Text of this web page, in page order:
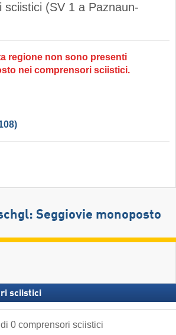
sciistici (SV 1 a Paznaun-
regione non sono presenti
nei comprensori sciistici.
Seggiovie monoposto
sciistici
0 comprensori sciistici